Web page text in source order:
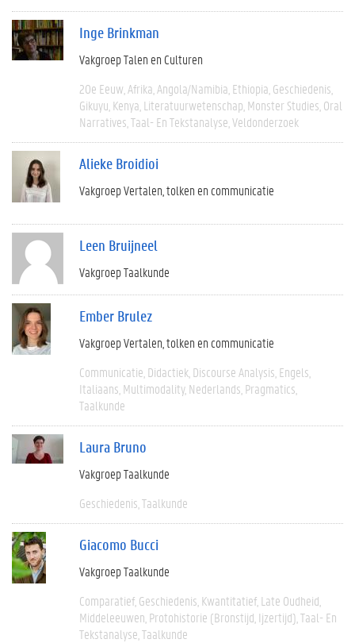
Inge Brinkman
Vakgroep Talen en Culturen
20e Eeuw Afrika Angola/Namibia Ethiopia Geschiedenis
Gikuyu Kenya Literatuurwetenschap Monster Studies Oral
Narratives Taal- En Tekstanalyse Veldonderzoek
Alieke Broidioi
Vakgroep Vertalen, tolken en communicatie
Leen Bruijneel
Vakgroep Taalkunde
Ember Brulez
Vakgroep Vertalen, tolken en communicatie
Communicatie Didactiek Discourse Analysis Engels
Italiaans Multimodality Nederlands Pragmatics
Taalkunde
Laura Bruno
Vakgroep Taalkunde
Geschiedenis Taalkunde
Giacomo Bucci
Vakgroep Taalkunde
Comparatief Geschiedenis Kwantitatief Late Oudheid
Middeleeuwen Protohistorie (bronstijd, Ijzertijd) Taal- En
Tekstanalyse Taalkunde